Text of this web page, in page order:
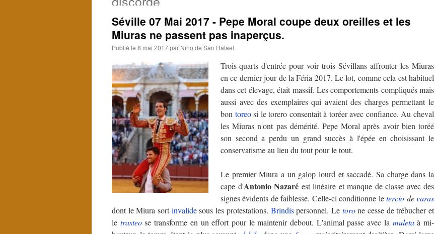
Séville 07 Mai 2017 - Pepe Moral coupe deux oreilles et les
Miuras ne passent pas inaperçus.
Publié le 8 mai 2017par Niño de San Rafael
Trois-quarts d'entrée pour voir trois Sévillans affronter les Miuras
en ce dernier jour de la Féria 2017. Le lot, comme cela est habituel
dans cet élevage, était massif. Les comportements compliqués mais
aussi avec des exemplaires qui avaient des charges permettant le
bon toreosi le torero consentait à toréer avec confiance. Au cheval
les Miuras n'ont pas démérité. Pepe Moral après avoir bien toréé
son second a perdu un grand succès à l'épée en choisissant le
conservatisme au lieu du tout pour le tout.
Le premier Miura a un galop lourd et saccadé. Sa charge dans la
cape d'Antonio Nazaré est linéaire et manque de classe avec des
signes évidents de faiblesse. Celle-ci conditionne letercio devaras
dont le Miura sortinvalidesous les protestations. Brindispersonnel. Le torone cesse de trébucher et
le trasteose transforme en un effort pour le maintenir debout. L'animal passe avec la muletaà mi-